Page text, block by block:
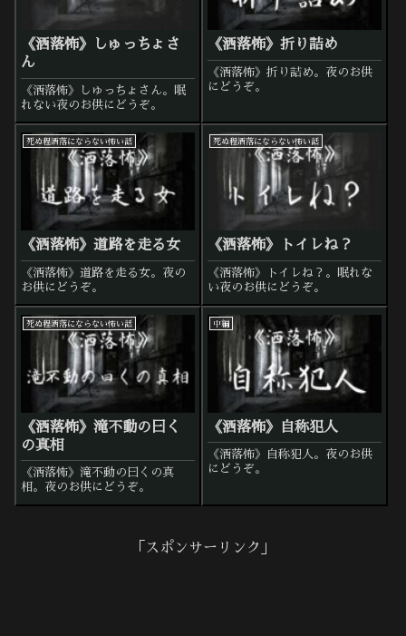
《洒落怖》しゅっちょさ
ん
《洒落怖》しゅっちょさん。眠
れない夜のお供にどうぞ。
《洒落怖》折り詰め
《洒落怖》折り詰め。夜のお供
にどうぞ。
死ぬ程洒落にならない怖い話
《洒落怖》道路を走る女
《洒落怖》道路を走る女。夜の
お供にどうぞ。
死ぬ程洒落にならない怖い話
《洒落怖》トイレね？
《洒落怖》トイレね？。眠れな
い夜のお供にどうぞ。
死ぬ程洒落にならない怖い話
《洒落怖》滝不動の曰く
の真相
《洒落怖》滝不動の曰くの真
相。夜のお供にどうぞ。
中編
《洒落怖》自称犯人
《洒落怖》自称犯人。夜のお供
にどうぞ。
「スポンサーリンク」